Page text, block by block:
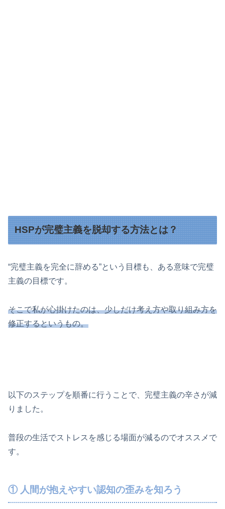
HSPが完璧主義を脱却する方法とは？
“完璧主義を完全に辞める”という目標も、ある意味で完璧
主義の目標です。
そこで私が心掛けたのは、少しだけ考え方や取り組み方を
修正するというもの。
以下のステップを順番に行うことで、完璧主義の辛さが減
りました。
普段の生活でストレスを感じる場面が減るのでオススメで
す。
① 人間が抱えやすい認知の歪みを知ろう